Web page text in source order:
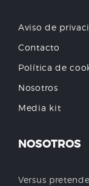
Aviso de
Contacto
Política de
Nosotros
Media kit
NOSOTROS
Versus